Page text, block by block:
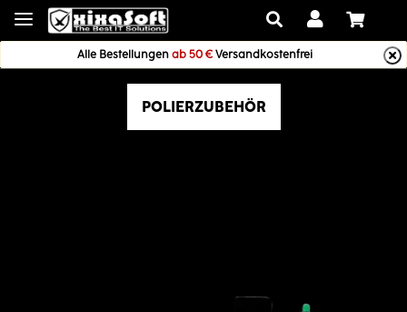
Alle Bestellungenab 50 €Versandkostenfrei
POLIERZUBEHÖR